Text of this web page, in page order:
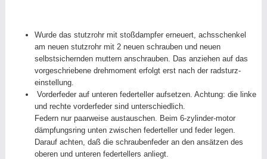
Wurde das stutzrohr mit stoßdampfer erneuert, achsschenkel
am neuen stutzrohr mit 2 neuen schrauben und neuen
selbstsichernden muttern anschrauben. Das anziehen auf das
vorgeschriebene drehmoment erfolgt erst nach der radsturz-
einstellung.
Vorderfeder auf unteren federteller aufsetzen. Achtung: die linke
und rechte vorderfeder sind unterschiedlich.
Federn nur paarweise austauschen. Beim 6-zylinder-motor
dämpfungsring unten zwischen federteller und feder legen.
Darauf achten, daß die schraubenfeder an den ansätzen des
oberen und unteren federtellers anliegt.